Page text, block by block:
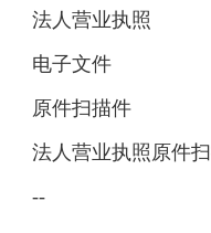
法人营业执照
电子文件
原件扫描件
法人营业执照原件
--